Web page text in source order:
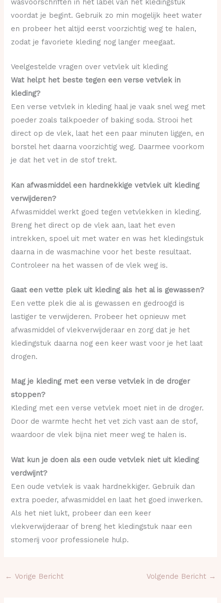
wasvoorschriften in het label van het kledingstuk
voordat je begint. Gebruik zo min mogelijk heet water
en probeer het altijd eerst voorzichtig weg te halen,
zodat je favoriete kleding nog langer meegaat.
Veelgestelde vragen over vetvlek uit kleding
Wat helpt het beste tegen een verse vetvlek in
kleding?
Een verse vetvlek in kleding haal je vaak snel weg met
poeder zoals talkpoeder of baking soda. Strooi het
direct op de vlek, laat het een paar minuten liggen, en
borstel het daarna voorzichtig weg. Daarmee voorkom
je dat het vet in de stof trekt.
Kan afwasmiddel een hardnekkige vetvlek uit kleding
verwijderen?
Afwasmiddel werkt goed tegen vetvlekken in kleding.
Breng het direct op de vlek aan, laat het even
intrekken, spoel uit met water en was het kledingstuk
daarna in de wasmachine voor het beste resultaat.
Controleer na het wassen of de vlek weg is.
Gaat een vette plek uit kleding als het al is gewassen?
Een vette plek die al is gewassen en gedroogd is
lastiger te verwijderen. Probeer het opnieuw met
afwasmiddel of vlekverwijderaar en zorg dat je het
kledingstuk daarna nog een keer wast voor je het laat
drogen.
Mag je kleding met een verse vetvlek in de droger
stoppen?
Kleding met een verse vetvlek moet niet in de droger.
Door de warmte hecht het vet zich vast aan de stof,
waardoor de vlek bijna niet meer weg te halen is.
Wat kun je doen als een oude vetvlek niet uit kleding
verdwijnt?
Een oude vetvlek is vaak hardnekkiger. Gebruik dan
extra poeder, afwasmiddel en laat het goed inwerken.
Als het niet lukt, probeer dan een keer
vlekverwijderaar of breng het kledingstuk naar een
stomerij voor professionele hulp.
← Vorige Bericht Volgende Bericht →